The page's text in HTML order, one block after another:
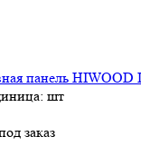
панель HIWOOD
шт
заказ